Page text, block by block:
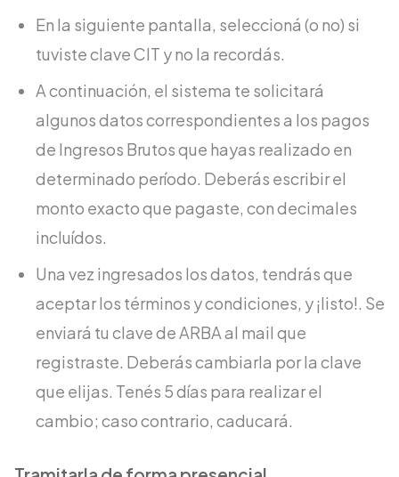
En la siguiente pantalla, seleccioná (o no) si
tuviste clave CIT y no la recordás.
A continuación, el sistema te solicitará
algunos datos correspondientes a los pagos
de Ingresos Brutos que hayas realizado en
determinado período. Deberás escribir el
monto exacto que pagaste, con decimales
incluídos.
Una vez ingresados los datos, tendrás que
aceptar los términos y condiciones, y ¡listo!. Se
enviará tu clave de ARBA al mail que
registraste. Deberás cambiarla por la clave
que elijas. Tenés 5 días para realizar el
cambio; caso contrario, caducará.